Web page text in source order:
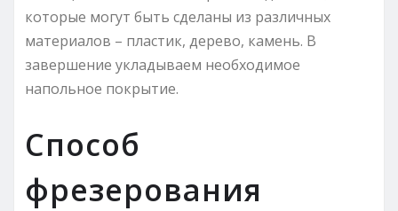
которые могут быть сделаны из различных
материалов – пластик, дерево, камень. В
завершение укладываем необходимое
напольное покрытие.
Способ
фрезерования